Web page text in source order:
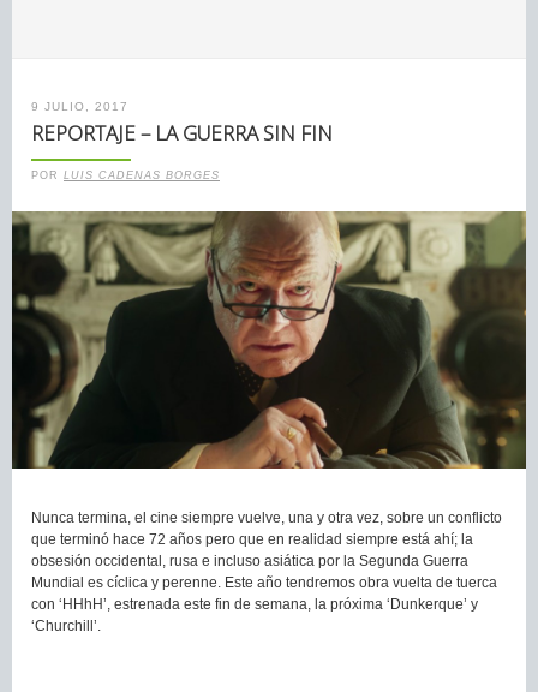
9 JULIO, 2017
REPORTAJE – LA GUERRA SIN FIN
POR LUIS CADENAS BORGES
Nunca termina, el cine siempre vuelve, una y otra vez, sobre un conflicto
que terminó hace 72 años pero que en realidad siempre está ahí; la
obsesión occidental, rusa e incluso asiática por la Segunda Guerra
Mundial es cíclica y perenne. Este año tendremos obra vuelta de tuerca
con ‘HHhH’, estrenada este fin de semana, la próxima ‘Dunkerque’ y
‘Churchill’.